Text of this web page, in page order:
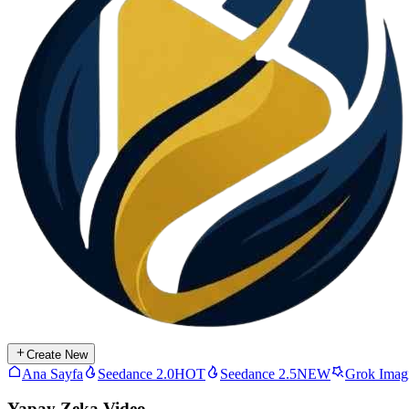
Create New
Ana Sayfa Seedance 2.0HOT Seedance 2.5NEW Grok